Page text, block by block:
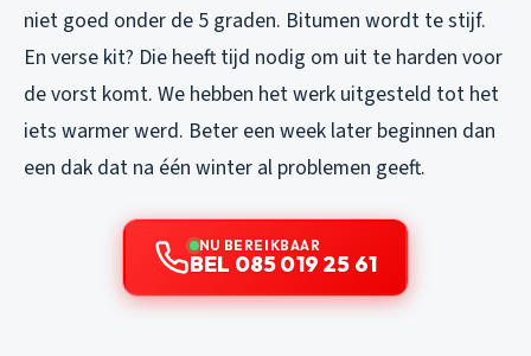
niet goed onder de 5 graden. Bitumen wordt te stijf.
En verse kit? Die heeft tijd nodig om uit te harden voor
de vorst komt. We hebben het werk uitgesteld tot het
iets warmer werd. Beter een week later beginnen dan
een dak dat na één winter al problemen geeft.
NU BEREIKBAAR
BEL 085 019 25 61